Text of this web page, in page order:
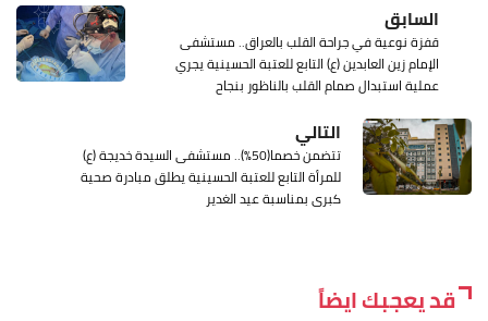
السابق
قفزة نوعية في جراحة القلب بالعراق.. مستشفى
الإمام زين العابدين (ع) التابع للعتبة الحسينية يجري
عملية استبدال صمام القلب بالناظور بنجاح
التالي
تتضمن خصما(50%).. مستشفى السيدة خديجة (ع)
للمرأة التابع للعتبة الحسينية يطلق مبادرة صحية
كبرى بمناسبة عيد الغدير
قد يعجبك ايضاً